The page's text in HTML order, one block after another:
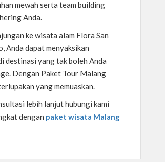
mewah serta team building
Anda.
ke wisata alam Flora San
Anda dapat menyaksikan
destinasi yang tak boleh Anda
Dengan Paket Tour Malang
yang memuaskan.
lebih lanjut hubungi kami
dengan paket wisata Malang